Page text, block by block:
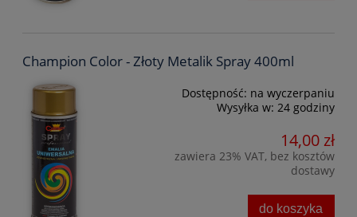
Champion Color - Złoty Metalik Spray 400ml
Dostępność: na wyczerpaniu
Wysyłka w: 24 godziny
14,00 zł
zawiera 23% VAT, bez kosztów
dostawy
do koszyka